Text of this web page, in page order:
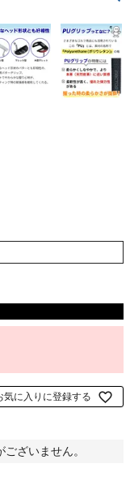
気に入りに登録する
ざいません。